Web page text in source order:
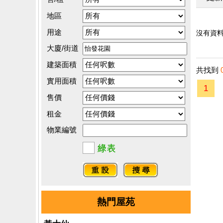
地區
用途
大廈/街道
建築面積
實用面積
售價
租金
物業編號
熱門屋苑
沒有資料
共找到
1